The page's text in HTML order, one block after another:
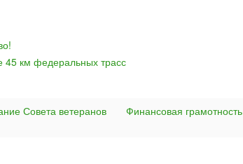
45 км федеральных трасс
Совета ветеранов
Финансовая грамотность